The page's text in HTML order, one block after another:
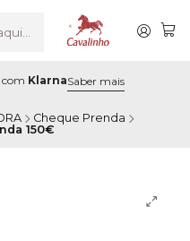
com KlarnaSaber mais
Cheque Prenda
150€